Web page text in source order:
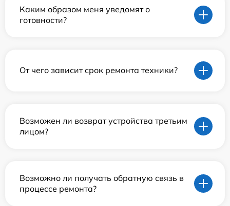
Каким образом меня уведомят о
готовности?
От чего зависит срок ремонта техники?
Возможен ли возврат устройства третьим
лицом?
Возможно ли получать обратную связь в
процессе ремонта?